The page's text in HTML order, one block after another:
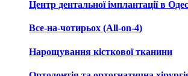
Центр дентальної імплантації в
Все-на-чотирьох (All-on-4)
Нарощування кісткової тканини